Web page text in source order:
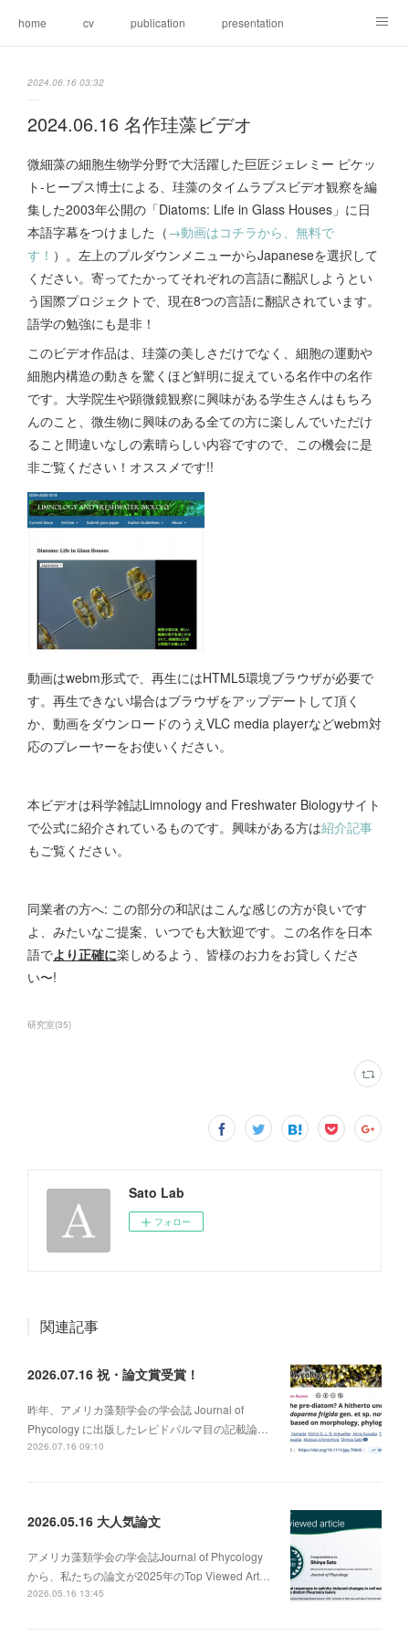
home cv publication presentation
2024.06.16 03:32
2024.06.16 名作珪藻ビデオ
微細藻の細胞生物学分野で大活躍した巨匠ジェレミー ピケッ
ト-ヒープス博士による、珪藻のタイムラプスビデオ観察を編
集した2003年公開の「Diatoms: Life in Glass Houses」に日
本語字幕をつけました（ →動画はコチラから、無料で
す！ ）。左上のプルダウンメニューからJapaneseを選択して
ください。寄ってたかってそれぞれの言語に翻訳しようとい
う国際プロジェクトで、現在8つの言語に翻訳されています。
語学の勉強にも是非！
このビデオ作品は、珪藻の美しさだけでなく、細胞の運動や
細胞内構造の動きを驚くほど鮮明に捉えている名作中の名作
です。大学院生や顕微鏡観察に興味がある学生さんはもちろ
んのこと、微生物に興味のある全ての方に楽しんでいただけ
ること間違いなしの素晴らしい内容ですので、この機会に是
非ご覧ください！オススメです!!
動画はwebm形式で、再生にはHTML5環境ブラウザが必要で
す。再生できない場合はブラウザをアップデートして頂く
か、動画をダウンロードのうえVLC media playerなどwebm対
応のプレーヤーをお使いください。
本ビデオは科学雑誌Limnology and Freshwater Biologyサイト
で公式に紹介されているものです。興味がある方は紹介記事
もご覧ください。
同業者の方へ: この部分の和訳はこんな感じの方が良いです
よ、みたいなご提案、いつでも大歓迎です。この名作を日本
語でより正確に楽しめるよう、皆様のお力をお貸しくださ
い〜!
研究室(35)
Sato Lab
フォロー
関連記事
2026.07.16 祝・論文賞受賞！
昨年、アメリカ藻類学会の学会誌 Journal of
Phycology に出版したレピドパルマ目の記載論…
2026.07.16 09:10
2026.05.16 大人気論文
アメリカ藻類学会の学会誌Journal of Phycology
から、私たちの論文が2025年のTop Viewed Art…
2026.05.16 13:45